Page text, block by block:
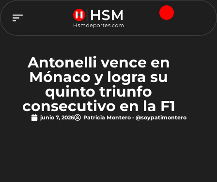
Antonelli vence en
Mónaco y logra su
quinto triunfo
consecutivo en la F1
junio 7, 2026 Patricia Montero - @soypatimontero